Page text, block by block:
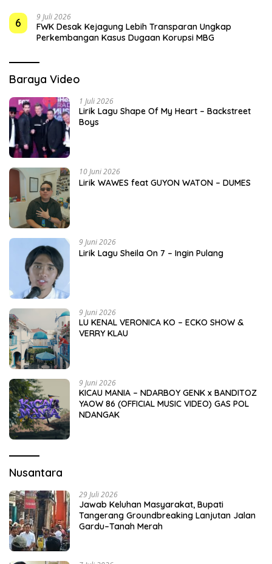
6 9 Juli 2026
FWK Desak Kejagung Lebih Transparan Ungkap
Perkembangan Kasus Dugaan Korupsi MBG
Baraya Video
1 Juli 2026
Lirik Lagu Shape Of My Heart – Backstreet
Boys
10 Juni 2026
Lirik WAWES feat GUYON WATON – DUMES
9 Juni 2026
Lirik Lagu Sheila On 7 – Ingin Pulang
9 Juni 2026
LU KENAL VERONICA KO – ECKO SHOW &
VERRY KLAU
9 Juni 2026
KICAU MANIA – NDARBOY GENK x BANDITOZ
YAOW 86 (OFFICIAL MUSIC VIDEO) GAS POL
NDANGAK
Nusantara
29 Juli 2026
Jawab Keluhan Masyarakat, Bupati
Tangerang Groundbreaking Lanjutan Jalan
Gardu–Tanah Merah